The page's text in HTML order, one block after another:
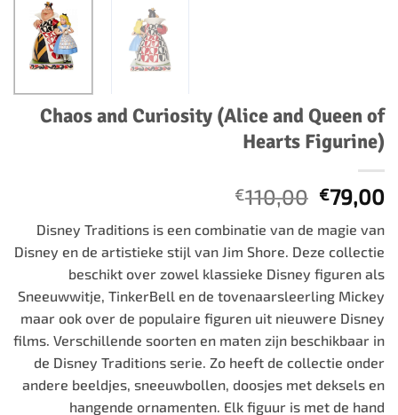
Chaos and Curiosity (Alice and Queen of
Hearts Figurine)
€110,00
prijs
was:
€79,00
Disney Traditions is een combinatie van de magie van
Disney en de artistieke stijl van Jim Shore. Deze collectie
beschikt over zowel klassieke Disney figuren als
Sneeuwwitje, TinkerBell en de tovenaarsleerling Mickey
maar ook over de populaire figuren uit nieuwere Disney
films. Verschillende soorten en maten zijn beschikbaar in
de Disney Traditions serie. Zo heeft de collectie onder
andere beeldjes, sneeuwbollen, doosjes met deksels en
hangende ornamenten. Elk figuur is met de hand